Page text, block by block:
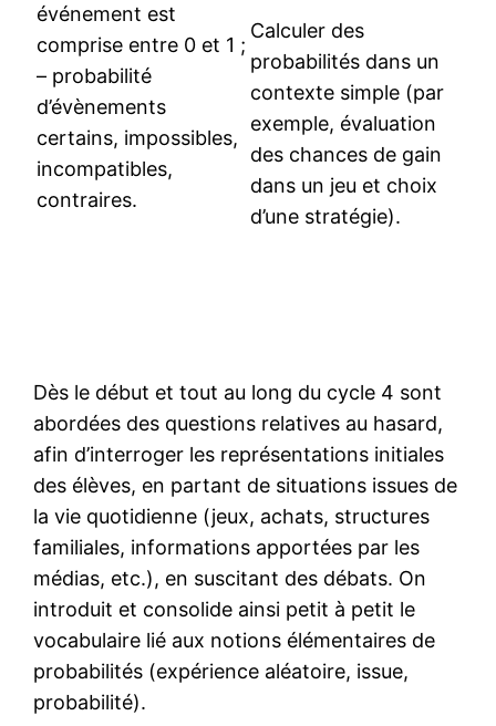
événement est
comprise entre 0 et 1 ;
– probabilité
d’évènements
certains, impossibles,
incompatibles,
contraires.
Calculer des
probabilités dans un
contexte simple (par
exemple, évaluation
des chances de gain
dans un jeu et choix
d’une stratégie).
Dès le début et tout au long du cycle 4 sont
abordées des questions relatives au hasard,
afin d’interroger les représentations initiales
des élèves, en partant de situations issues de
la vie quotidienne (jeux, achats, structures
familiales, informations apportées par les
médias, etc.), en suscitant des débats. On
introduit et consolide ainsi petit à petit le
vocabulaire lié aux notions élémentaires de
probabilités (expérience aléatoire, issue,
probabilité).